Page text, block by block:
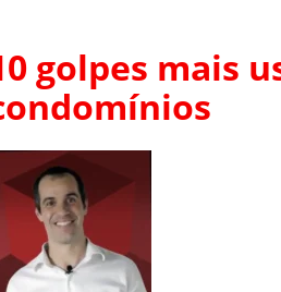
golpes mais